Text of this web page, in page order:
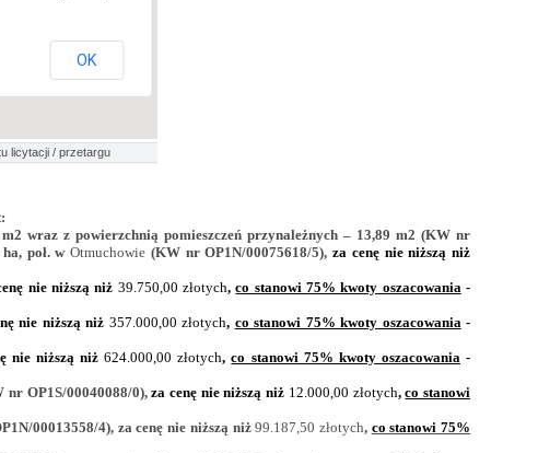
OK
licytacji / przetargu
wraz z powierzchnią pomieszczeń przynależnych – 13,89 m2 (KW nr
poł. wOtmuchowie (KW nr OP1N/00075618/5),za cenę nie niższą niż
nie niższą niż 39.750,00 złotych,co stanowi 75% kwoty oszacowania -
nie niższą niż 357.000,00 złotych, co stanowi 75% kwoty oszacowania -
nie niższą niż624.000,00 złotych,co stanowi 75% kwoty oszacowania -
nr OP1S/00040088/0),za cenę nie niższą niż 12.000,00 złotych,co stanowi
00013558/4), za cenę nie niższą niż99.187,50 złotych, co stanowi 75%